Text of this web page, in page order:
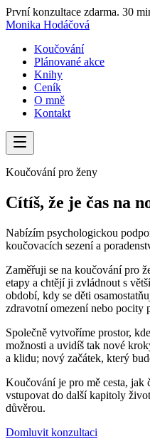
První konzultace zdarma. 30
Monika Hodáčová
Koučování
Plánované akce
Knihy
Ceník
O mně
Kontakt
Koučování pro ženy
Cítíš, že je čas na
Nabízím psychologickou
koučovacích sezení a
Zaměřuji se na koučování pro
etapy a chtějí ji zvládnout s
období, kdy se děti
zdravotní omezení nebo pocity
Společně vytvoříme prostor,
možnosti a uvidíš tak nové
a klidu; nový začátek, který
Koučování je pro mě cesta, jak
vstupovat do další kapitoly
důvěrou.
Domluvit konzultaci